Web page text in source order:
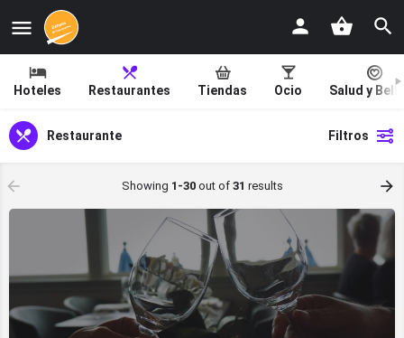
Hoteles Restaurantes Tiendas Ocio Salud y
Restaurante Filtros
Showing 1-30out of 31 results